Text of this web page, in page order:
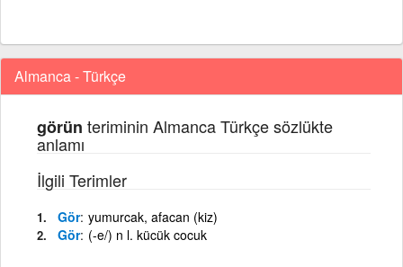
Almanca - Türkçe
görün teriminin Almanca Türkçe sözlükte
anlamı
İlgili Terimler
Gör yumurcak, afacan (kiz)
Gör (-e/) n l. kücük cocuk